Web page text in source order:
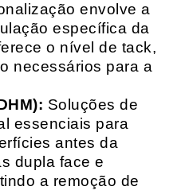
envolve a
específica da
o nível de tack,
necessários para a
Soluções de
essenciais para
antes da
dupla face e
a remoção de